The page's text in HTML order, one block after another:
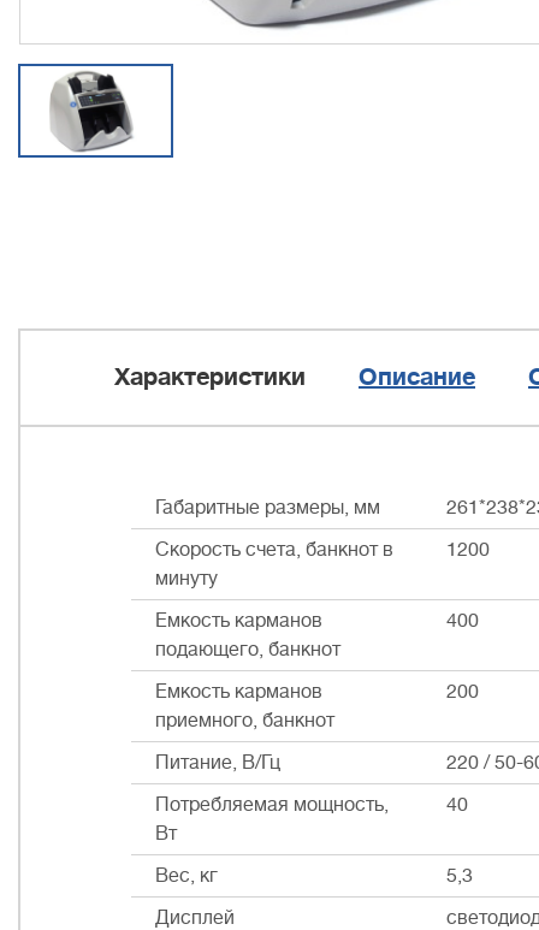
Характеристики Описание
Габаритные размеры, мм
Скорость счета, банкнот в
минуту
1200
Емкость карманов
подающего, банкнот
400
Емкость карманов
приемного, банкнот
200
Питание, В/Гц
220 / 50-
Потребляемая мощность,
Вт
40
Вес, кг
5,3
Дисплей